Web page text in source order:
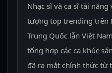
Nhạc sĩ và ca sĩ tài
tượng top trending trên
Trung Quốc lẫn Việt
tổng hợp các ca khúc
đã ra mắt chính thức từ